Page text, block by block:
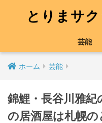
とりまサ
芸能
ホーム 芸能
錦鯉・長谷川雅紀
の居酒屋は札幌